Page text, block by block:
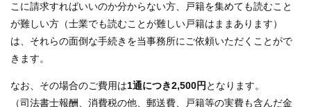
こに請求すればいいのか分からない方、戸籍を集めても読むこと
が難しい方（士業でも読むことが難しい戸籍はままあります）
は、それらの面倒な手続きを当事務所にご依頼いただくことがで
きます。
なお、その場合のご費用は1通につき2,500円 となります。
（司法書士報酬、消費税の他、郵送費、戸籍等の実費も含んだ金